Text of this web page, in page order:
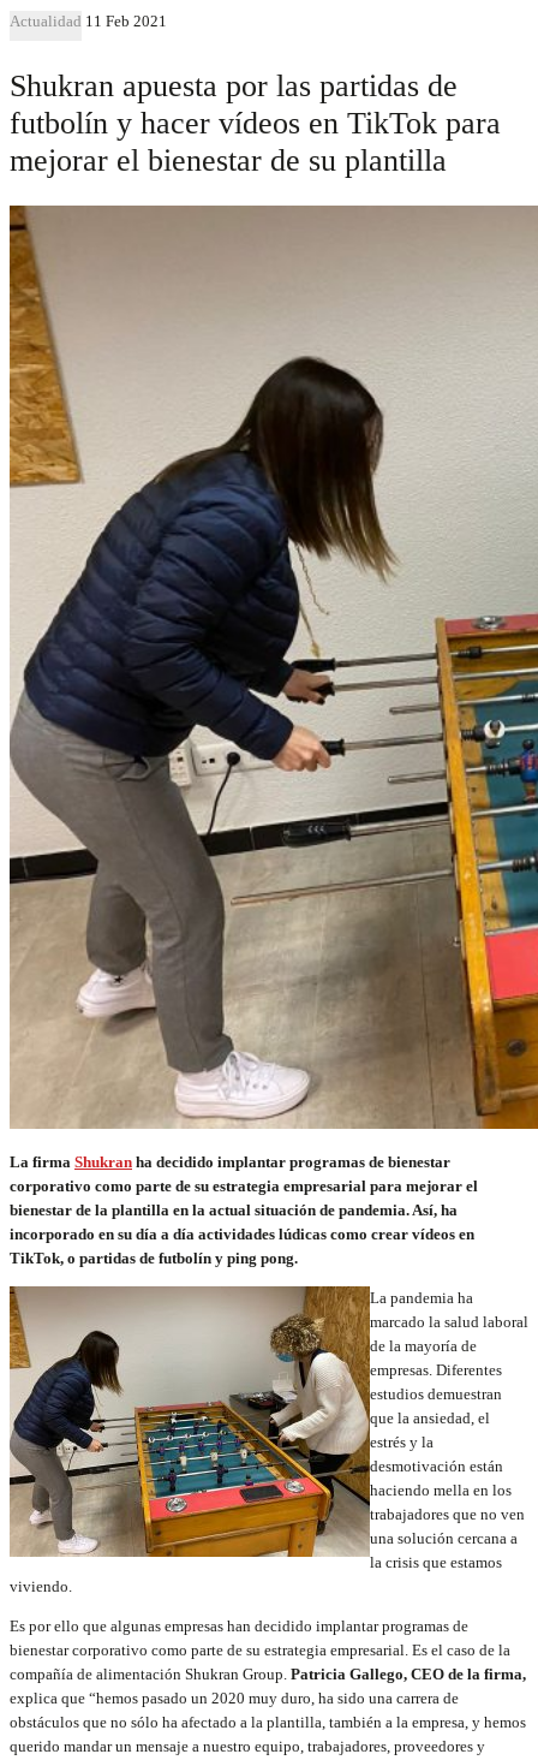
Actualidad 11 Feb 2021
Shukran apuesta por las partidas de
futbolín y hacer vídeos en TikTok para
mejorar el bienestar de su plantilla
La firma Shukran ha decidido implantar programas de bienestar
corporativo como parte de su estrategia empresarial para mejorar el
bienestar de la plantilla en la actual situación de pandemia. Así, ha
incorporado en su día a día actividades lúdicas como crear vídeos en
TikTok, o partidas de futbolín y ping pong.
La pandemia ha
marcado la salud laboral
de la mayoría de
empresas. Diferentes
estudios demuestran
que la ansiedad, el
estrés y la
desmotivación están
haciendo mella en los
trabajadores que no ven
una solución cercana a
la crisis que estamos
viviendo.
Es por ello que algunas empresas han decidido implantar programas de
bienestar corporativo como parte de su estrategia empresarial. Es el caso de la
compañía de alimentación Shukran Group. Patricia Gallego, CEO de la firma,
explica que “hemos pasado un 2020 muy duro, ha sido una carrera de
obstáculos que no sólo ha afectado a la plantilla, también a la empresa, y hemos
querido mandar un mensaje a nuestro equipo, trabajadores, proveedores y